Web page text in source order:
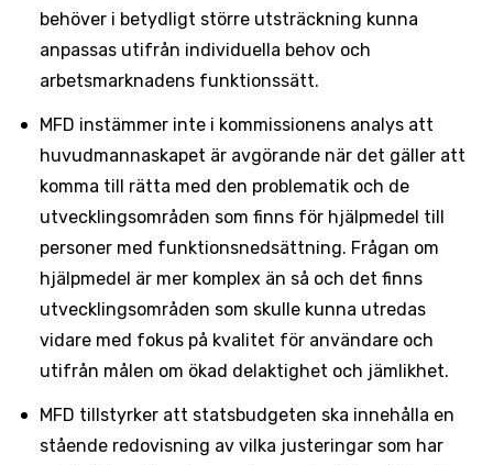
behöver i betydligt större utsträckning kunna
anpassas utifrån individuella behov och
arbetsmarknadens funktionssätt.
MFD instämmer inte i kommissionens analys att
huvudmannaskapet är avgörande när det gäller att
komma till rätta med den problematik och de
utvecklingsområden som finns för hjälpmedel till
personer med funktionsnedsättning. Frågan om
hjälpmedel är mer komplex än så och det finns
utvecklingsområden som skulle kunna utredas
vidare med fokus på kvalitet för användare och
utifrån målen om ökad delaktighet och jämlikhet.
MFD tillstyrker att statsbudgeten ska innehålla en
stående redovisning av vilka justeringar som har